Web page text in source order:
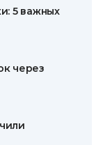
5 важных
через